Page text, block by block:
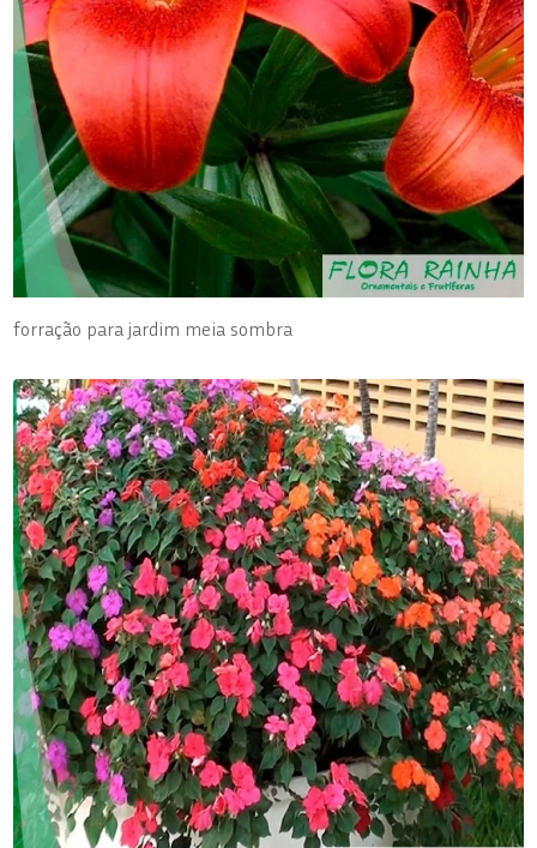
forração para jardim meia sombra